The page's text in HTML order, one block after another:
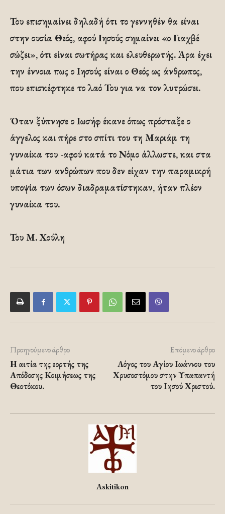
Του επισημαίνει δηλαδή ότι το γεννηθέν θα είναι
στην ουσία Θεός, αφού Ιησούς σημαίνει «ο Γιαχβέ
σώζει», ότι είναι σωτήρας και ελευθερωτής. Άρα έχει
την έννοια πως ο Ιησούς είναι ο Θεός ως άνθρωπος,
που επισκέφτηκε το λαό Του για να τον λυτρώσει.
Όταν ξύπνησε ο Ιωσήφ έκανε όπως πρόσταξε ο
άγγελος και πήρε στο σπίτι του τη Μαριάμ τη
γυναίκα του -αφού κατά το Νόμο άλλωστε, και στα
μάτια των ανθρώπων που δεν είχαν την παραμικρή
υποψία των όσων διαδραματίστηκαν, ήταν πλέον
γυναίκα του.
Του Μ. Χούλη
Προηγούμενο άρθρο
Η αιτία της εορτής της
Απόδοσης Κοιμήσεως της
Θεοτόκου.
Επόμενο άρθρο
Λόγος του Αγίου Ιωάννου του
Χρυσοστόμου στην Υπαπαντή
του Ιησού Χριστού.
Askitikon